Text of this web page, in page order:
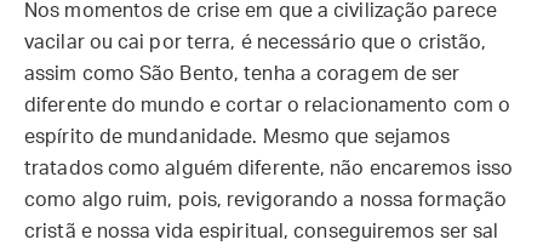
Nos momentos de crise em que a civilização parece
vacilar ou cai por terra, é necessário que o cristão,
assim como São Bento, tenha a coragem de ser
diferente do mundo e cortar o relacionamento com o
espírito de mundanidade. Mesmo que sejamos
tratados como alguém diferente, não encaremos isso
como algo ruim, pois, revigorando a nossa formação
cristã e nossa vida espiritual, conseguiremos ser sal